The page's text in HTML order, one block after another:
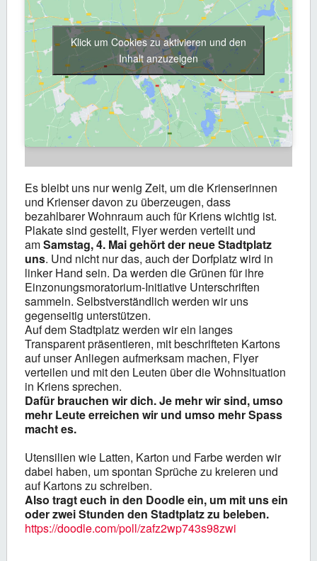
Klick um Cookies zu aktivieren und den
Inhalt anzuzeigen
Es bleibt uns nur wenig Zeit, um die Krienserinnen
und Krienser davon zu überzeugen, dass
bezahlbarer Wohnraum auch für Kriens wichtig ist.
Plakate sind gestellt, Flyer werden verteilt und
amSamstag, 4. Mai gehört der neue Stadtplatz
uns. Und nicht nur das, auch der Dorfplatz wird in
linker Hand sein. Da werden die Grünen für ihre
Einzonungsmoratorium-Initiative Unterschriften
sammeln. Selbstverständlich werden wir uns
gegenseitig unterstützen.
Auf dem Stadtplatz werden wir ein langes
Transparent präsentieren, mit beschrifteten Kartons
auf unser Anliegen aufmerksam machen, Flyer
verteilen und mit den Leuten über die Wohnsituation
in Kriens sprechen.
Dafür brauchen wir dich. Je mehr wir sind, umso
mehr Leute erreichen wir und umso mehr Spass
macht es.
Utensilien wie Latten, Karton und Farbe werden wir
dabei haben, um spontan Sprüche zu kreieren und
auf Kartons zu schreiben.
Also tragt euch in den Doodle ein, um mit uns ein
oder zwei Stunden den Stadtplatz zu beleben.
https://doodle.com/poll/zafz2wp743s98zwi